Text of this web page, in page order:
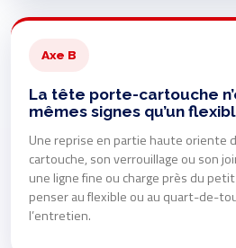
Axe B
La tête porte-cartouche
mêmes signes qu’un
Une reprise en partie haute oriente
cartouche, son verrouillage ou son
une ligne fine ou charge près du
penser au flexible ou au quart-de-
l’entretien.